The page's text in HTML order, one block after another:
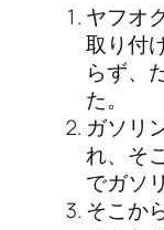
ヤフオ
取り付
らず、
た。
ガソリ
れ、そ
でガソ
そこか